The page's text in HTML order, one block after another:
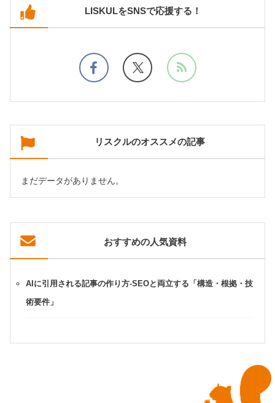
LISKULをSNSで応援する！
リスクルのオススメの記事
まだデータがありません。
おすすめの人気資料
AIに引用される記事の作り方-SEOと両立する「構造・根拠・技
術要件」